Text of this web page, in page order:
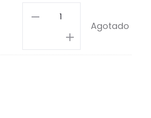
Haku
cantidad
Agotado